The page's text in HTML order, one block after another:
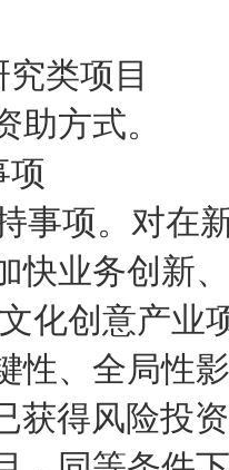
类项目
方式。
项。对在
快业务创新
化创意产业
性、全局性
获得风险投